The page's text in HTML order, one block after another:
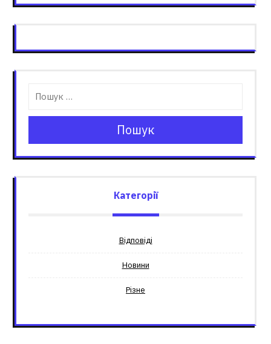
Пошук
Категорії
Відповіді
Новини
Різне